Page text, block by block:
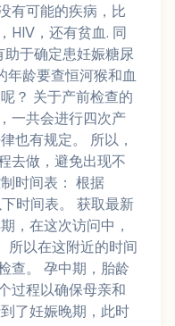
有可能的疾病，比
HIV，还有贫血. 同
于确定患妊娠糖尿
龄要查恒河猴和血
？ 关于产前检查的
一共会进行四次产
也有规定。 所以，
去做，避免出现不
时间表： 根据
时间表。 获取最新
，在这次访问中，
所以在这附近的时间
查。 孕中期，胎龄
过程以确保母亲和
了妊娠晚期，此时